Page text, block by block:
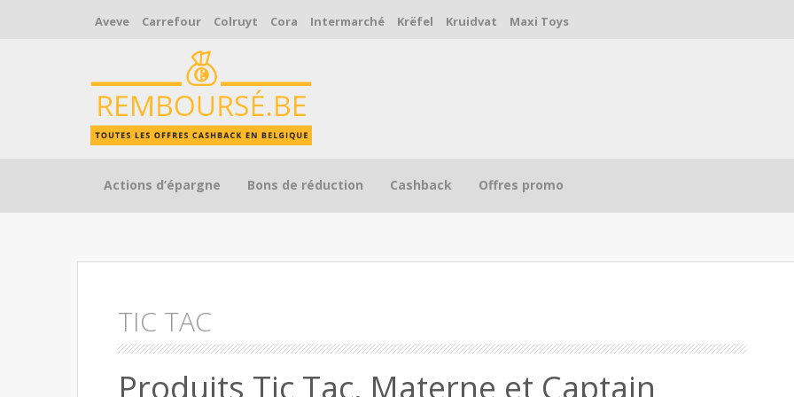
Aveve Carrefour Colruyt Cora Intermarché Krëfel Kruidvat Maxi Toys
Skip to content
Actions d’épargne Bons de réduction Cashback Offres promo
TIC TAC
Produits Tic Tac, Materne et Captain